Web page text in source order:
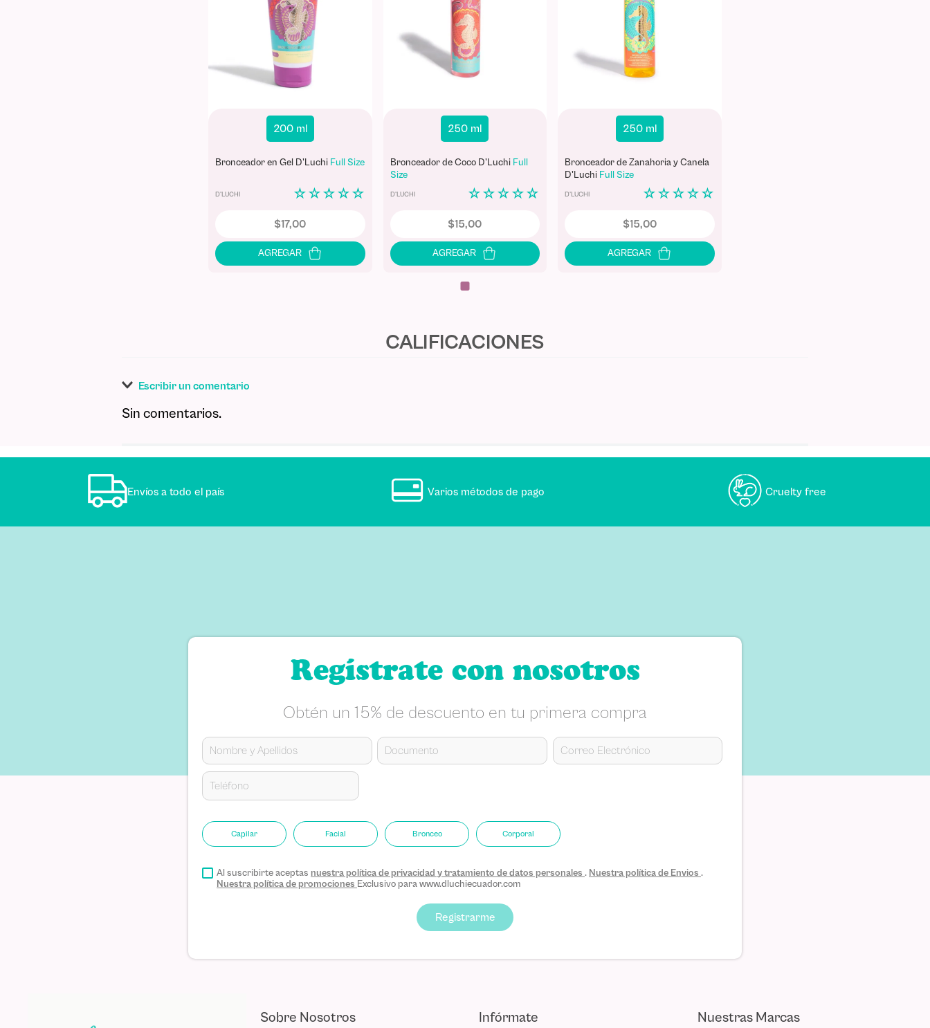
200 ml
Bronceador en Gel D'Luchi Full Size
D'LUCHI ☆ ☆ ☆ ☆ ☆
$17,00
250 ml
Bronceador de Coco D'Luchi Full
Size
D'LUCHI ☆ ☆ ☆ ☆ ☆
$15,00
250 ml
Bronceador de Zanahoria y Canela
D'Luchi Full Size
D'LUCHI ☆ ☆ ☆ ☆ ☆
$15,00
Escribir un comentario
Califique el producto de 1 a 5 estrellas
ENVIAR COMENTARIO
Sin comentarios.
Envíos a todo el país Varios métodos de pago Cruelty free
Regístrate con nosotros
Obtén un 15% de descuento en tu primera compra
Capilar Facial Bronceo Corporal
Al suscribirte aceptas nuestra política de privacidad y tratamiento de datos personales . Nuestra política de Envios .
Nuestra política de promociones Exclusivo para www.dluchiecuador.com
Registrarme
Sobre Nosotros Infórmate Nuestras Marcas